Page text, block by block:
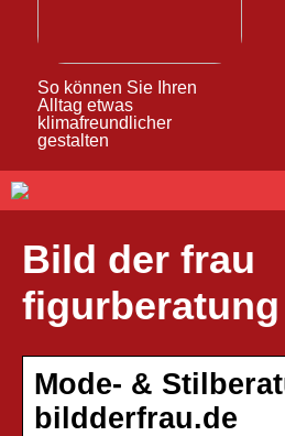
So können Sie Ihren
Alltag etwas
klimafreundlicher
gestalten
Bild der frau
figurberatung
Mode- &
bildderfrau.de